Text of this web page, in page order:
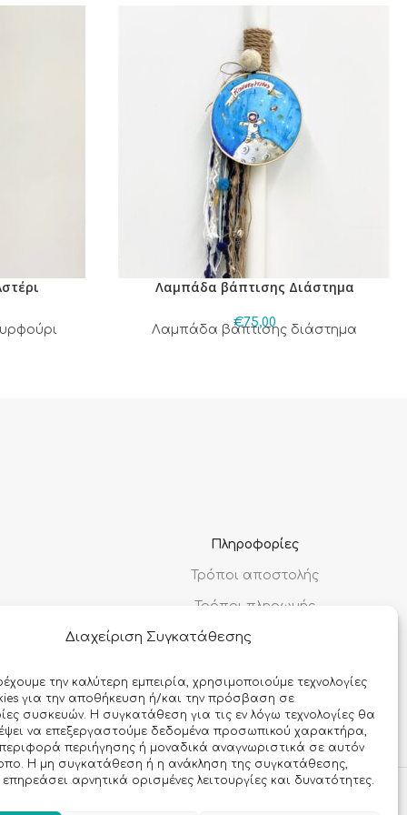
Διαχείριση Συγκατάθεσης
την καλύτερη εμπειρία, χρησιμοποιούμε τεχνολογίες
για την αποθήκευση ή/και την πρόσβαση σε
συσκευών. Η συγκατάθεση για τις εν λόγω τεχνολογίες θα
να επεξεργαστούμε δεδομένα προσωπικού χαρακτήρα,
περιήγησης ή μοναδικά αναγνωριστικά σε αυτόν
Η μη συγκατάθεση ή η ανάκληση της συγκατάθεσης,
αρνητικά ορισμένες λειτουργίες και δυνατότητες.
Λαμπάδα βάπτισης Διάστημα
€75,00
Λαμπάδα βάπτισης διάστημα
Πληροφορίες
Τρόποι αποστολής
Τρόποι πληρωμής
Όροι χρήσης
Ασφάλεια συναλλαγών